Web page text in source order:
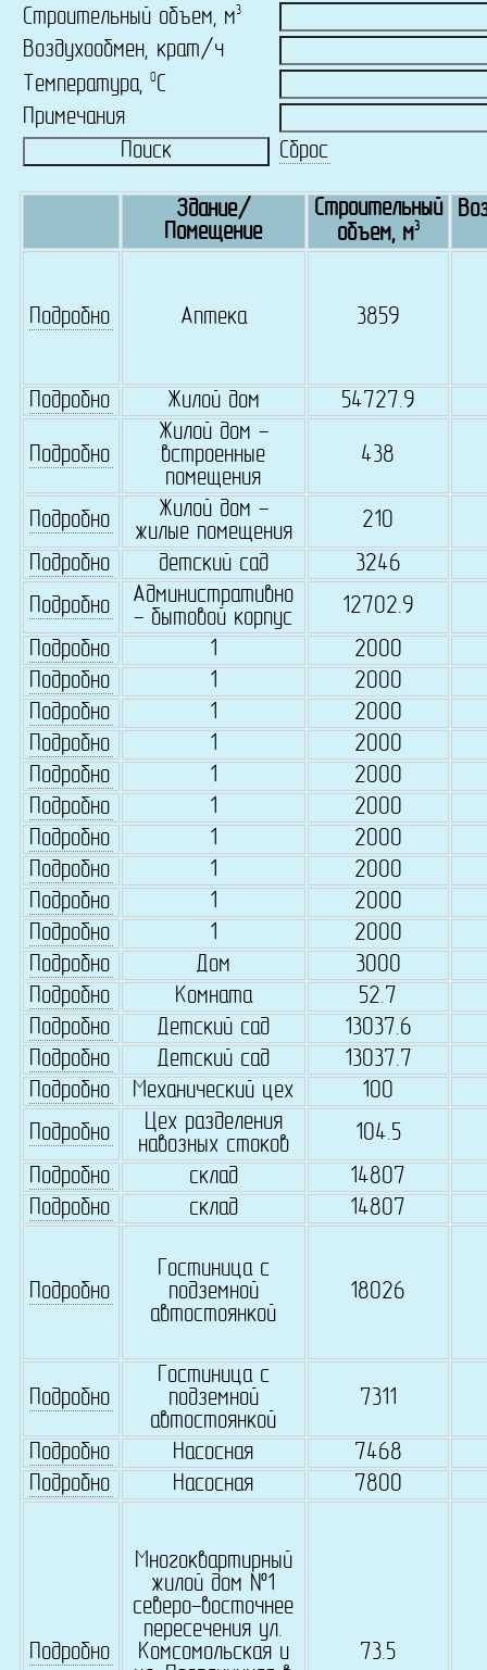
Строительный объем, м3
Воздухообмен, крат/ч
Температура, 0C
Примечания
Сброс
Здание/
Помещение
Строительный
объем, м3
Подробно Аптека 3859
Подробно Жилой дом 54727.9
Подробно
Жилой дом -
встроенные
помещения
438
Подробно
Жилой дом -
жилые помещения
210
Подробно
детский сад
3246
Подробно
Административно
- бытовой корпус
12702.9
Подробно
1
2000
Подробно
1
2000
Подробно
1
2000
Подробно
1
2000
Подробно
1
2000
Подробно
1
2000
Подробно
1
2000
Подробно
1
2000
Подробно
1
2000
Подробно
1
2000
Подробно
Дом
3000
Подробно
Комната
52.7
Подробно
Детский сад
13037.6
Подробно
Детский сад
13037.7
Подробно
Механический цех
100
Подробно
Цех разделения
навозных стоков
104.5
Подробно
склад
14807
Подробно
склад 14807
Подробно
Гостиница с
подземной
автостоянкой
18026
Подробно
Гостиница с
подземной
автостоянкой
7311
Подробно Насосная
7468
Подробно
Насосная 7800
Подробно
Многоквартирный
жилой дом №1
северо-восточнее
пересечения ул.
Комсомольская и
73.5